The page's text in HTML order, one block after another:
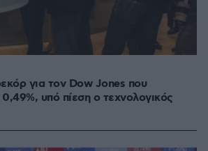
για τον Dow Jones που
υπό πίεση ο τεχνολογικός